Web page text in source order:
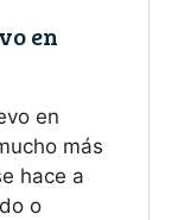
en
en
más
hace a
o